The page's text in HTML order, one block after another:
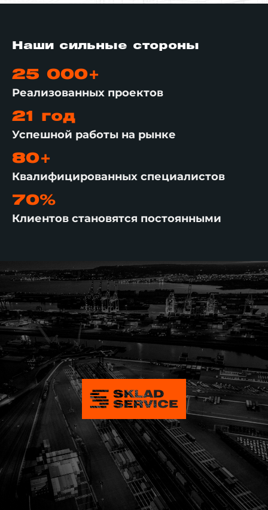
Наши сильные стороны
25 000+
Реализованных проектов
21 год
Успешной работы на рынке
80+
Квалифицированных специалистов
70%
Клиентов становятся постоянными